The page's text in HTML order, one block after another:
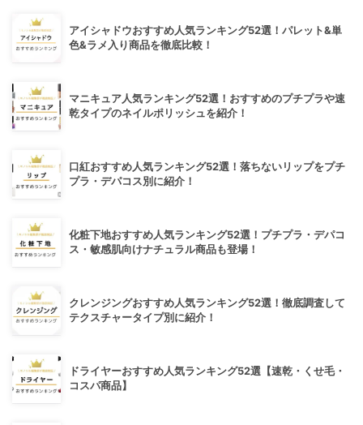
アイシャドウおすすめ人気ランキング52選！パレット&単
色&ラメ入り商品を徹底比較！
マニキュア人気ランキング52選！おすすめのプチプラや速
乾タイプのネイルポリッシュを紹介！
口紅おすすめ人気ランキング52選！落ちないリップをプチ
プラ・デパコス別に紹介！
化粧下地おすすめ人気ランキング52選！プチプラ・デパコ
ス・敏感肌向けナチュラル商品も登場！
クレンジングおすすめ人気ランキング52選！徹底調査して
テクスチャータイプ別に紹介！
ドライヤーおすすめ人気ランキング52選【速乾・くせ毛・
コスパ商品】